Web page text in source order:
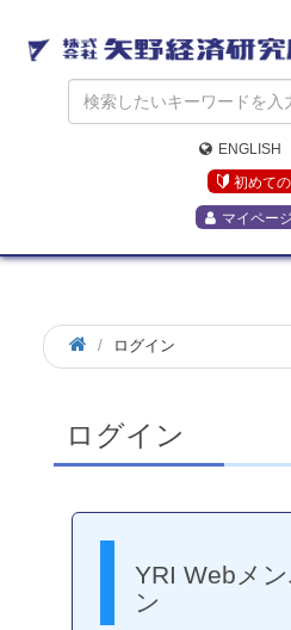
ENGLISH
初めて
マイページ
ログイン
ログイン
YRI Webメ
ン